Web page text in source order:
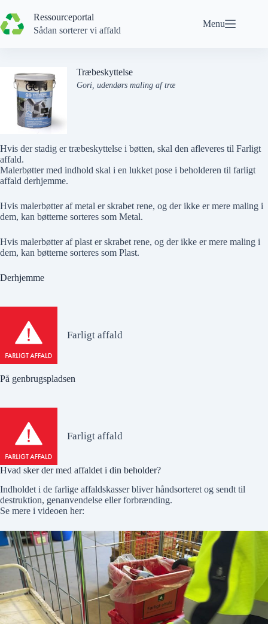
til
indhold
Ressourceportal
Sådan sorterer vi affald
Menu
Træbeskyttelse
Gori, udendørs maling af træ
Hvis der stadig er træbeskyttelse i bøtten, skal den afleveres til Farligt
affald.
Malerbøtter med indhold skal i en lukket pose i beholderen til farligt
affald derhjemme.
Hvis malerbøtter af metal er skrabet rene, og derikke er mere maling i
dem, kan bøtterne sorteres som Metal.
Hvis malerbøtter af plast er skrabet rene, og derikke er mere maling i
dem, kan bøtterne sorteres som Plast.
Derhjemme
Farligt affald
På genbrugspladsen
Farligt affald
Hvad sker der med affaldet i din beholder?
Indholdet i de farlige affaldskasser bliver håndsorteret og sendt til
destruktion, genanvendelse eller forbrænding.
Se mere i videoen her: